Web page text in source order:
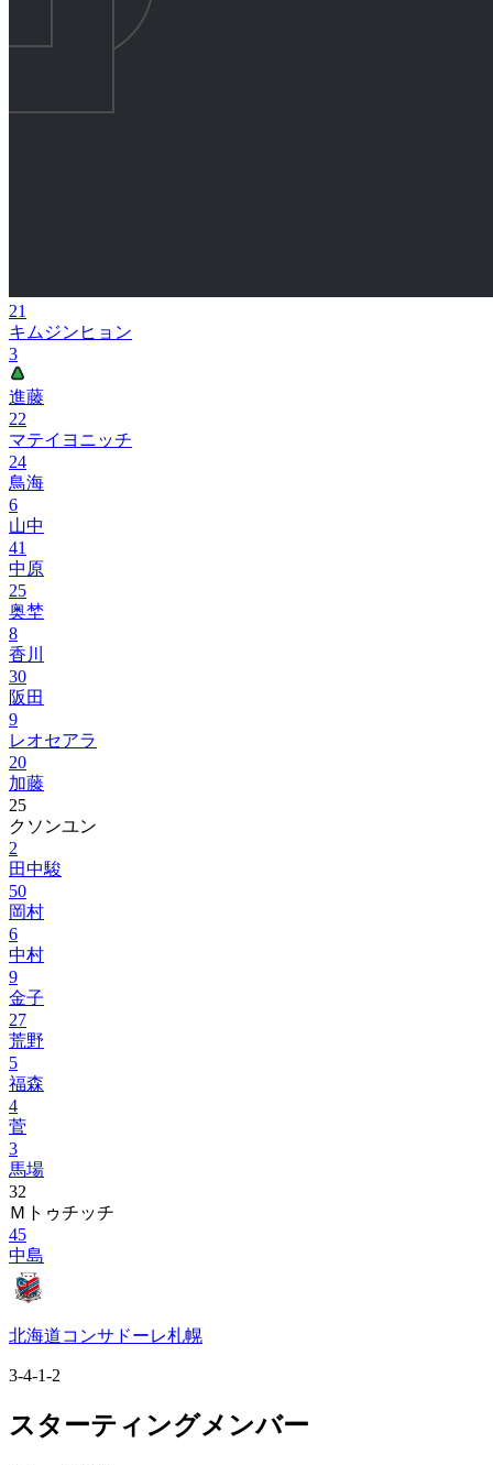
21
キムジンヒョン
3
進藤
22
マテイヨニッチ
24
鳥海
6
山中
41
中原
25
奥埜
8
香川
30
阪田
9
レオセアラ
20
加藤
25
クソンユン
2
田中駿
50
岡村
6
中村
9
金子
27
荒野
5
福森
4
菅
3
馬場
32
Ｍトゥチッチ
45
中島
北海道コンサドーレ札幌
3-4-1-2
スターティングメンバー